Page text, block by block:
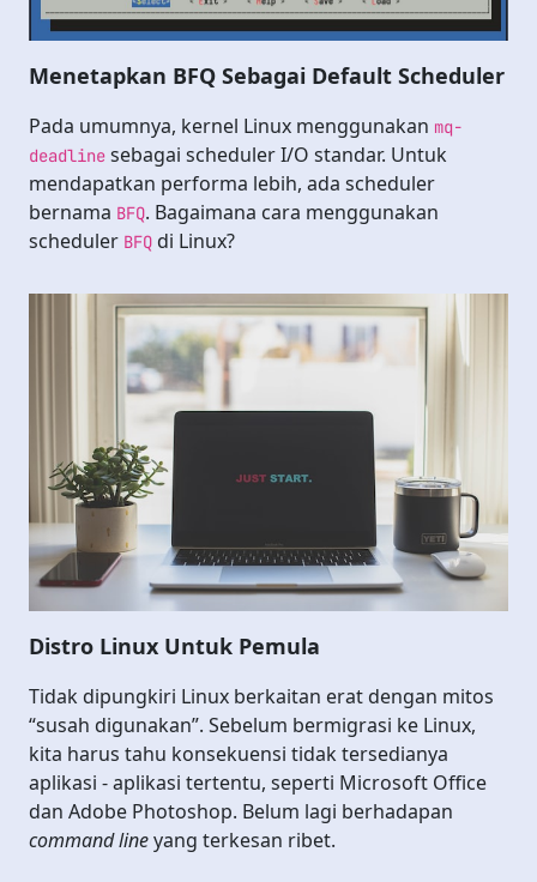
Menetapkan BFQ Sebagai Default Scheduler
Pada umumnya, kernel Linux menggunakan mq-
deadline sebagai scheduler I/O standar. Untuk
mendapatkan performa lebih, ada scheduler
bernama BFQ. Bagaimana cara menggunakan
scheduler BFQ di Linux?
Distro Linux Untuk Pemula
Tidak dipungkiri Linux berkaitan erat dengan mitos
“susah digunakan”. Sebelum bermigrasi ke Linux,
kita harus tahu konsekuensi tidak tersedianya
aplikasi - aplikasi tertentu, seperti Microsoft Office
dan Adobe Photoshop. Belum lagi berhadapan
command lineyang terkesan ribet.